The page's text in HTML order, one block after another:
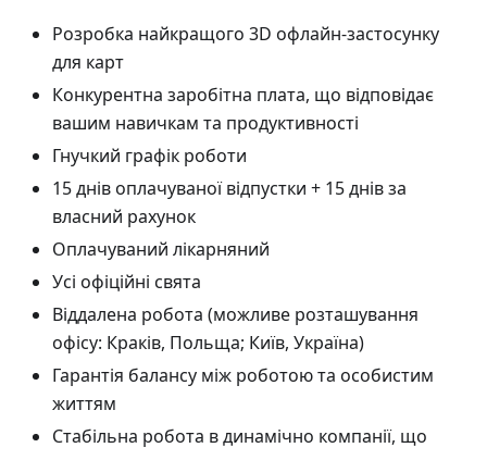
Розробка найкращого 3D офлайн-застосунку
для карт
Конкурентна заробітна плата, що відповідає
вашим навичкам та продуктивності
Гнучкий графік роботи
15 днів оплачуваної відпустки + 15 днів за
власний рахунок
Оплачуваний лікарняний
Усі офіційні свята
Віддалена робота (можливе розташування
офісу: Краків, Польща; Київ, Україна)
Гарантія балансу між роботою та особистим
життям
Стабільна робота в динамічно компанії, що